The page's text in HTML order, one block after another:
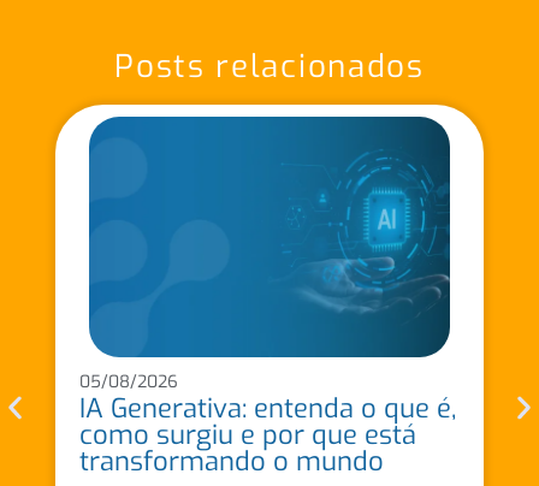
Posts relacionados
05/08/2026
IA Generativa: entenda o que é,
como surgiu e por que está
transformando o mundo